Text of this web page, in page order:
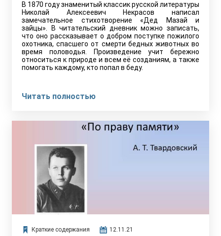
В 1870 году знаменитый классик русской литературы
Николай Алексеевич Некрасов написал
замечательное стихотворение «Дед Мазай и
зайцы». В читательский дневник можно записать,
что оно рассказывает о добром поступке пожилого
охотника, спасшего от смерти бедных животных во
время половодья. Произведение учит бережно
относиться к природе и всем её созданиям, а также
помогать каждому, кто попал в беду.
Читать полностью
Краткие содержания 12.11.21